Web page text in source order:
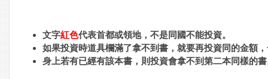
文字紅色代表首都或領地，不是同國不能投資。
如果投資時道具欄滿了拿不到書，就要再投資同的金額
身上若有已經有該本書，則投資會拿不到第二本同樣的